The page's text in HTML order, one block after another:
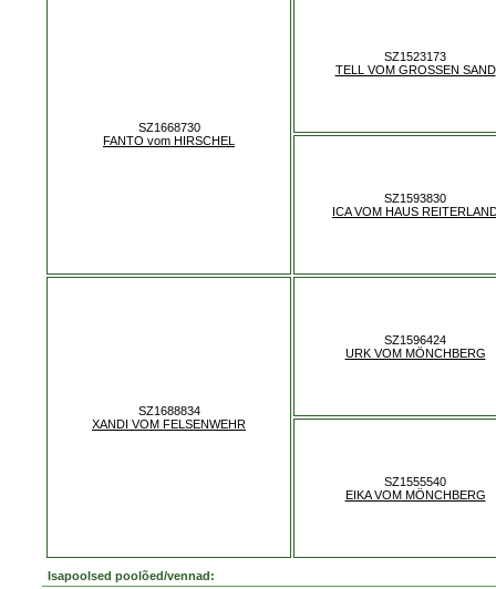
SZ1668730
FANTO vom HIRSCHEL
SZ1523173
TELL VOM GROSSEN SAND
SZ1593830
ICA VOM HAUS
SZ1688834
XANDI VOM FELSENWEHR
SZ1596424
URK VOM MÖNCHBERG
SZ1555540
EIKA VOM MÖNCHBERG
Isapoolsed poolõed/vennad: